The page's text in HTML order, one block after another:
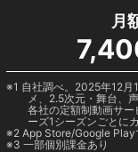
月
1 自社調べ。2025年12月
メ、2.5次元・舞台、
各社の定額制動画サ
ーズ1シーズンごとに
2 App Store/Google Play
3 一部個別課金あり